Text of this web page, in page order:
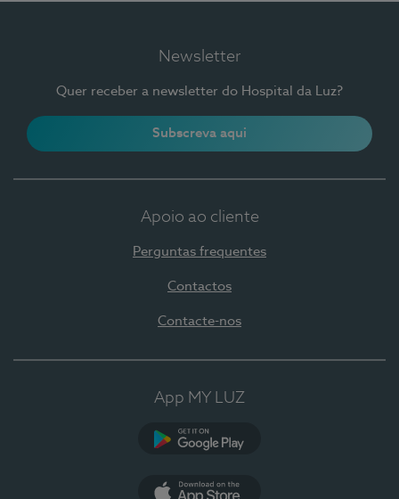
Newsletter
Quer receber a newsletter do Hospital da Luz?
Subscreva aqui
Apoio ao cliente
Perguntas frequentes
Contactos
Contacte-nos
App MY LUZ